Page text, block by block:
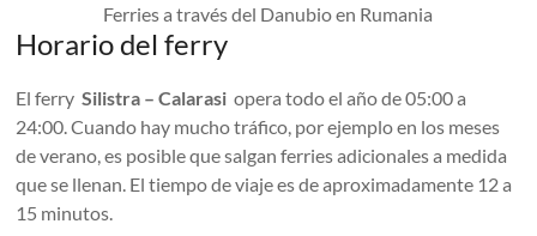
Ferries a través del Danubio en Rumania
Horario del ferry
El ferrySilistra – Calarasi opera todo el año de 05:00 a
24:00. Cuando hay mucho tráfico, por ejemplo en los meses
de verano, es posible que salgan ferries adicionales a medida
que se llenan. El tiempo de viaje es de aproximadamente 12 a
15 minutos.